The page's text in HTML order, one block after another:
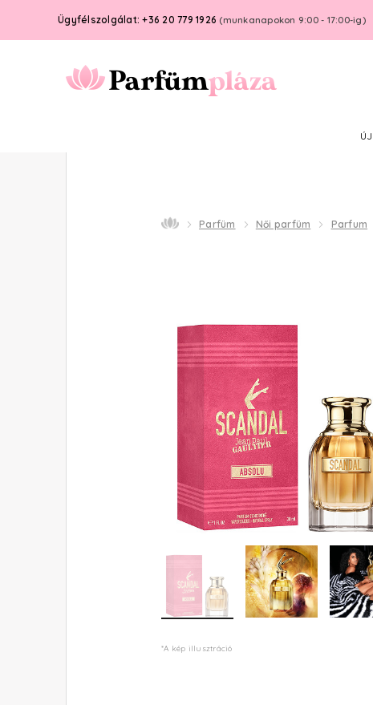
Ügyfélszolgálat: +36 20 779 1926 (munkanapokon 9:00 - 17:00-ig)
Parfüm Női parfüm Parfum
*A kép illusztráció